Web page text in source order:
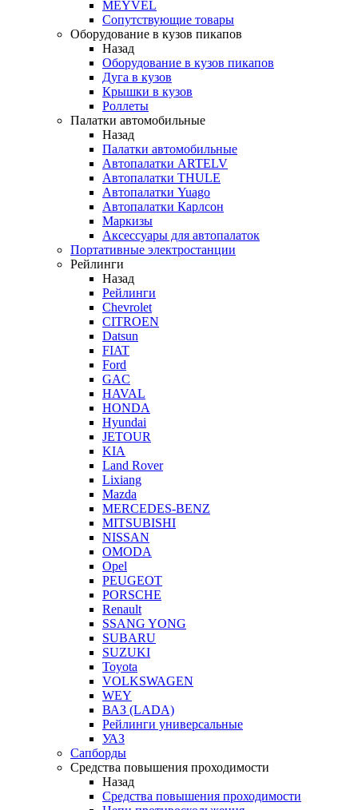
MEYVEL
Сопутствующие товары
Оборудование в кузов пикапов
Назад
Оборудование в кузов пикапов
Дуга в кузов
Крышки в кузов
Роллеты
Палатки автомобильные
Назад
Палатки автомобильные
Автопалатки ARTELV
Автопалатки THULE
Автопалатки Yuago
Автопалатки Карлсон
Маркизы
Аксессуары для автопалаток
Портативные электростанции
Рейлинги
Назад
Рейлинги
Chevrolet
CITROEN
Datsun
FIAT
Ford
GAC
HAVAL
HONDA
Hyundai
JETOUR
KIA
Land Rover
Lixiang
Mazda
MERCEDES-BENZ
MITSUBISHI
NISSAN
OMODA
Opel
PEUGEOT
PORSCHE
Renault
SSANG YONG
SUBARU
SUZUKI
Toyota
VOLKSWAGEN
WEY
ВАЗ (LADA)
Рейлинги универсальные
УАЗ
Сапборды
Средства повышения проходимости
Назад
Средства повышения проходимости